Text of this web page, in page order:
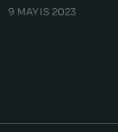
9 MAYIS 2023